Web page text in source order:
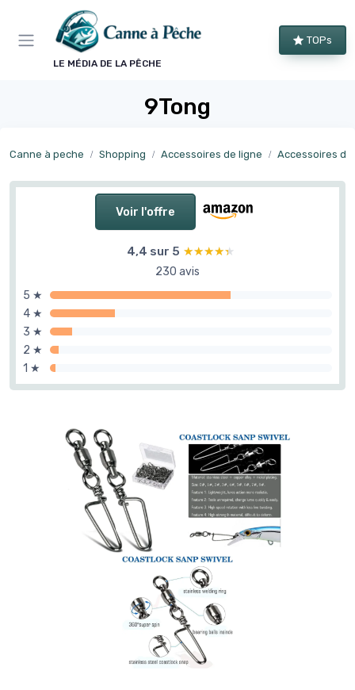
LE MÉDIA DE LA PÊCHE
TOPs
9Tong
Canne à peche Shopping Accessoires de ligne Accessoires
Voir l'offre
4,4 sur 5 ★★★★★
★★★★★
230 avis
5 ★
4 ★
3 ★
2 ★
1 ★
Panneau de gestion des cookies